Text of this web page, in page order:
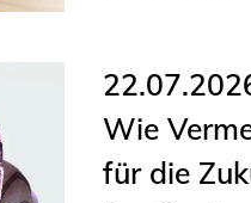
Wie
für die